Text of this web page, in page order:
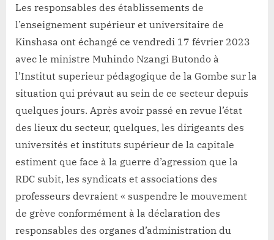
Les responsables des établissements de
l’enseignement supérieur et universitaire de
Kinshasa ont échangé ce vendredi 17 février 2023
avec le ministre Muhindo Nzangi Butondo à
l’Institut superieur pédagogique de la Gombe sur la
situation qui prévaut au sein de ce secteur depuis
quelques jours. Après avoir passé en revue l’état
des lieux du secteur, quelques, les dirigeants des
universités et instituts supérieur de la capitale
estiment que face à la guerre d’agression que la
RDC subit, les syndicats et associations des
professeurs devraient « suspendre le mouvement
de grève conformément à la déclaration des
responsables des organes d’administration du